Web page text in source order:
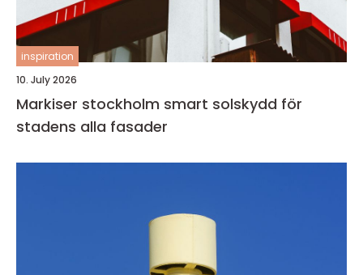
inspiration
10. July 2026
Markiser stockholm smart solskydd för
stadens alla fasader